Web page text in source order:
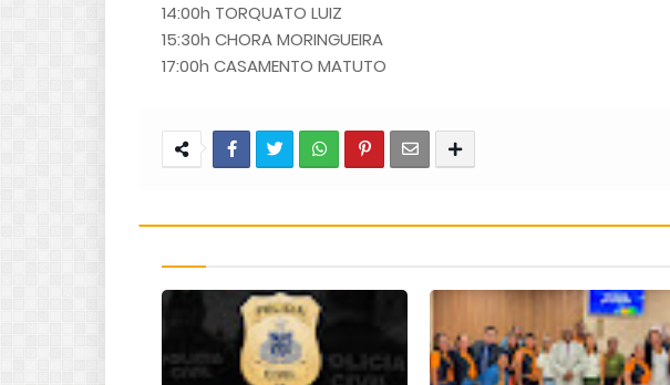
14:00h TORQUATO LUIZ
15:30h CHORA MORINGUEIRA
17:00h CASAMENTO MATUTO